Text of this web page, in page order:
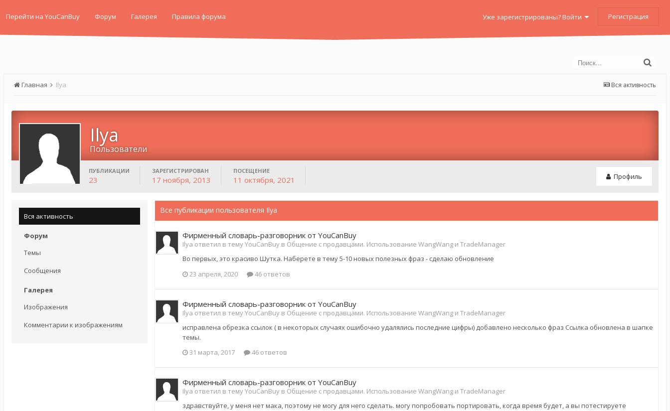
Перейти на YouCanBuy Форум Галерея Правила форума Уже зарегистрированы? Войти Регистрация
Вся активность
Главная Ilya
Ilya
Пользователи
Профиль
ПУБЛИКАЦИИ
23
ЗАРЕГИСТРИРОВАН
17 ноября, 2013
ПОСЕЩЕНИЕ
11 октября, 2021
Вся активность
Форум
Темы
Сообщения
Галерея
Изображения
Комментарии к изображениям
Все публикации пользователя Ilya
Фирменный словарь-разговорник от YouCanBuy
Ilya ответил в тему YouCanBuy в Общение с продавцами. Использование WangWang и TradeManager
Во первых, это красиво Шутка. Наберете в тему 5-10 новых полезных фраз - сделаю обновление
23 апреля, 2020
46 ответов
Фирменный словарь-разговорник от YouCanBuy
Ilya ответил в тему YouCanBuy в Общение с продавцами. Использование WangWang и TradeManager
исправлена обрезка ссылок ( в некоторых случаях ошибочно удалялись последние цифры) добавлено несколько фраз Ссылка обновлена в шапке
темы.
31 марта, 2017
46 ответов
Фирменный словарь-разговорник от YouCanBuy
Ilya ответил в тему YouCanBuy в Общение с продавцами. Использование WangWang и TradeManager
здравствуйте, у меня нет мака, поэтому не могу для него сделать. могу попробовать портировать, когда время будет, а вы потестируете